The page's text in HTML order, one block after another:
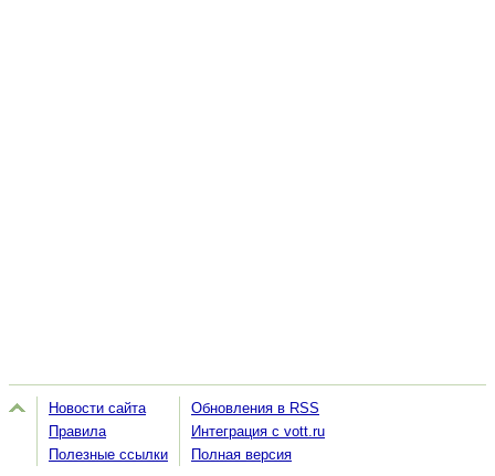
Новости сайта
Правила
Полезные ссылки
Обновления в RSS
Интеграция с vott.ru
Полная версия